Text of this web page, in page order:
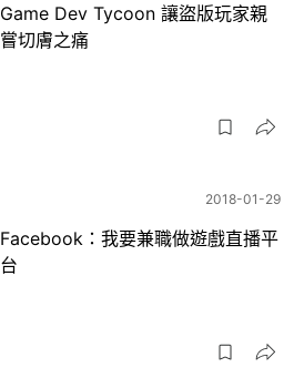
Game Dev Tycoon 讓盜版玩家親
嘗切膚之痛
2018-01-29
Facebook：我要兼職做遊戲直播平
台